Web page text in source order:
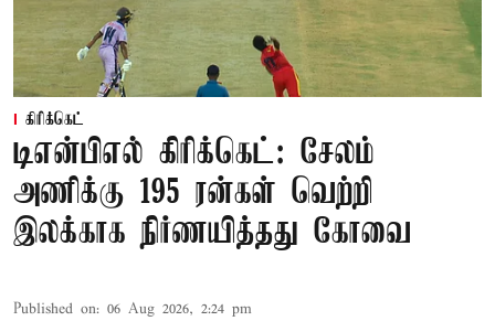
கிரிக்கெட்
டிஎன்பிஎல் கிரிக்கெட்: சேலம்
அணிக்கு 195 ரன்கள் வெற்றி
இலக்காக நிர்ணயித்தது கோவை
Published on: 06 Aug 2026, 2:24 pm